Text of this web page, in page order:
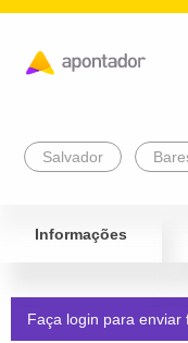
Salvador
Informações
Faça login para enviar